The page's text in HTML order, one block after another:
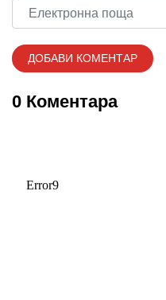
0 Коментара